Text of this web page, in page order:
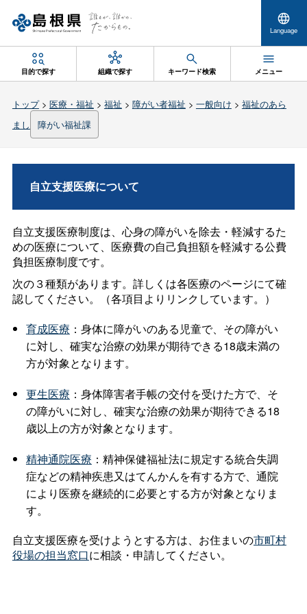
Language
目的で探す 組織で探す キーワード検索 メニュー
トップ> 医療・福祉 > 福祉 > 障がい者福祉 > 一般向け > 福祉のあら
まし
障がい福祉課
自立支援医療について
自立支援医療制度は、心身の障がいを除去・軽減するた
めの医療について、医療費の自己負担額を軽減する公費
負担医療制度です。
次の３種類があります。詳しくは各医療のページにて確
認してください。（各項目よりリンクしています。）
育成医療 ：身体に障がいのある児童で、その障がい
に対し、確実な治療の効果が期待できる18歳未満の
方が対象となります。
更生医療 ：身体障害者手帳の交付を受けた方で、そ
の障がいに対し、確実な治療の効果が期待できる18
歳以上の方が対象となります。
精神通院医療 ：精神保健福祉法に規定する統合失調
症などの精神疾患又はてんかんを有する方で、通院
により医療を継続的に必要とする方が対象となりま
す。
自立支援医療を受けようとする方は、お住まいの市町村
役場の担当窓口に相談・申請してください。